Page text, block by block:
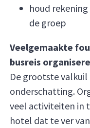
houd
de groep
Veelgemaakte
busreis
De grootste valkuil
onderschatting.
veel activiteiten in
hotel dat te ver